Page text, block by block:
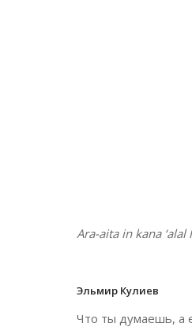
Ara-aita in kana ‘alal
Эльмир Кулиев
Что ты думаешь, а